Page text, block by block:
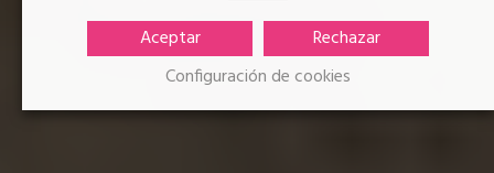
Aceptar
Rechazar
Configuración de cookies